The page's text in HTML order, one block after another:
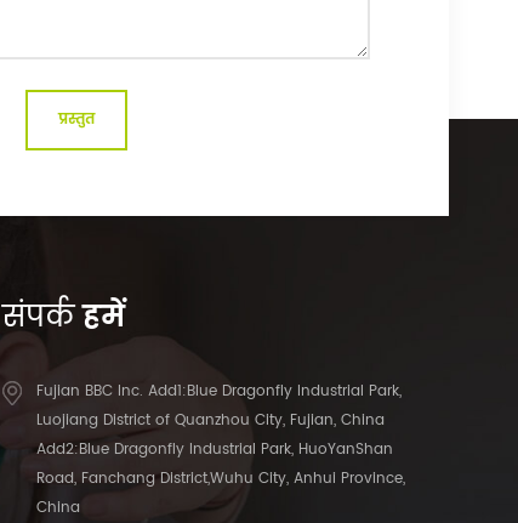
संपर्कहमें
Fujian BBC Inc. Add1:Blue Dragonfly Industrial Park,
Luojiang District of Quanzhou City, Fujian, China
Add2:Blue Dragonfly Industrial Park, HuoYanShan
Road, Fanchang District,Wuhu City, Anhui Province,
China